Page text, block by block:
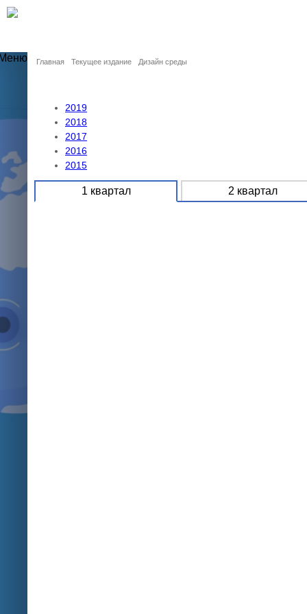
Главная Текущее издание Дизайн среды
2019
2018
2017
2016
2015
1 квартал 2 квартал